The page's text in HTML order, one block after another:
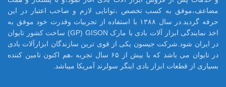
مضاعف،موفق به کسب تخصص ،توانایی لازم و صاحب اعتبار در این
حرفه گردید.در سال ۱۳۸۸ با استفاده از تجربیات وقدرت خود موفق به
اخذ نمایندگی ابزار آلات بادی با مارک GP) GISON) ساخت کشور تایوان
در ایران شود.شرکت جیسون یکی از قوی ترین سازندگان ابزارآلات بادی
در تایوان می باشد که با بیش از ۶۵ سال تجربه ،هم اکنون تامین کننده
بسیاری از قطعات ابزار بادی اینگر سولرند آمریکا میباشد.